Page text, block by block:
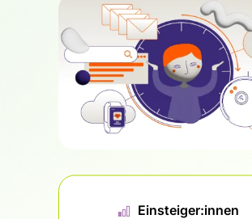
📊︎ Einsteiger:innen